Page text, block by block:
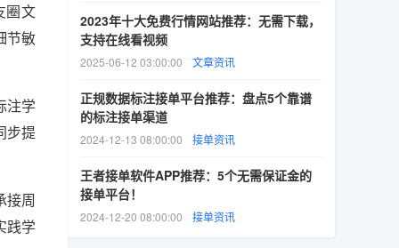
圈文
节敏
注学
步提
接周
践学
2023年十大免费行情网站推荐：无需下载，
支持在线看视频
2025-06-12 03:00:00 文章资讯
正规数据标注接单平台推荐：盘点5个靠谱
的标注接单渠道
2024-12-13 08:00:00 接单资讯
王者接单软件APP推荐：5个无需保证金的
接单平台！
2024-12-20 08:00:00 接单资讯